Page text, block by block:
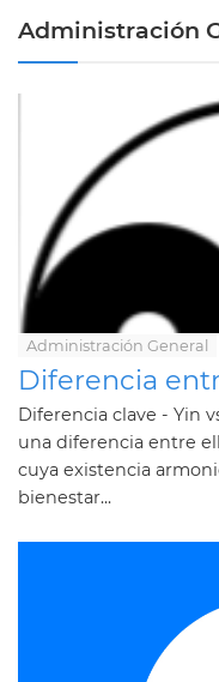
Administración
Administración General
Diferencia
Diferencia clave - Yin
una diferencia entre
cuya existencia
bienestar...